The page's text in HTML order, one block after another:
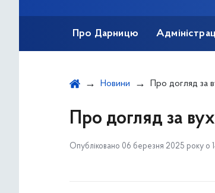
Про Дарницю
Новини Про догляд за
Про догляд за
Опубліковано 06 березня 2025 року о